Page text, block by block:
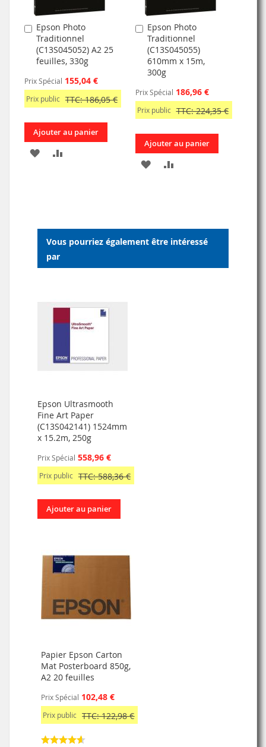
Epson Photo
Traditionnel
(C13S045052) A2 25
feuilles, 330g
Prix Spécial 155,04 €
Prix public TTC: 186,05 €
Ajouter
au
panier
Ajouter au panier
AJOUTER
Epson Photo
Traditionnel
(C13S045055)
610mm x 15m,
300g
Prix Spécial 186,96 €
Prix public TTC: 224,35 €
Ajouter
au
panier
Ajouter au panier
AJOUTER
D’ENVIE
Vous pourriez également être intéressé
par
Epson Ultrasmooth
Fine Art Paper
(C13S042141) 1524mm
x 15.2m, 250g
Prix Spécial 558,96 €
Prix public TTC: 588,36 €
Ajouter au panier
Papier Epson Carton
Mat Posterboard 850g,
A2 20 feuilles
Prix Spécial 102,48 €
Prix public TTC: 122,98 €